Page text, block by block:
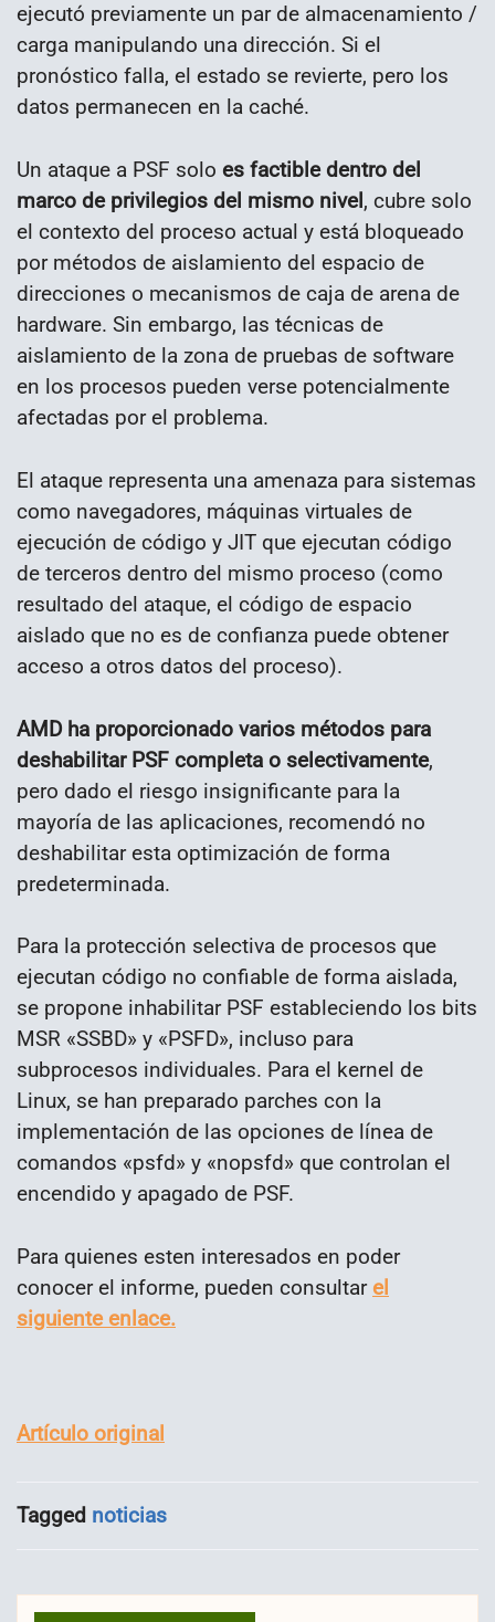
ejecutó previamente un par de almacenamiento /
carga manipulando una dirección. Si el
pronóstico falla, el estado se revierte, pero los
datos permanecen en la caché.
Un ataque a PSF solo es factible dentro del
marco de privilegios del mismo nivel, cubre solo
el contexto del proceso actual y está bloqueado
por métodos de aislamiento del espacio de
direcciones o mecanismos de caja de arena de
hardware. Sin embargo, las técnicas de
aislamiento de la zona de pruebas de software
en los procesos pueden verse potencialmente
afectadas por el problema.
El ataque representa una amenaza para sistemas
como navegadores, máquinas virtuales de
ejecución de código y JIT que ejecutan código
de terceros dentro del mismo proceso (como
resultado del ataque, el código de espacio
aislado que no es de confianza puede obtener
acceso a otros datos del proceso).
AMD ha proporcionado varios métodos para
deshabilitar PSF completa o selectivamente,
pero dado el riesgo insignificante para la
mayoría de las aplicaciones, recomendó no
deshabilitar esta optimización de forma
predeterminada.
Para la protección selectiva de procesos que
ejecutan código no confiable de forma aislada,
se propone inhabilitar PSF estableciendo los bits
MSR «SSBD» y «PSFD», incluso para
subprocesos individuales. Para el kernel de
Linux, se han preparado parches con la
implementación de las opciones de línea de
comandos «psfd» y «nopsfd» que controlan el
encendido y apagado de PSF.
Para quienes esten interesados en poder
conocer el informe, pueden consultar el
siguiente enlace.
Artículo original
Tagged noticias